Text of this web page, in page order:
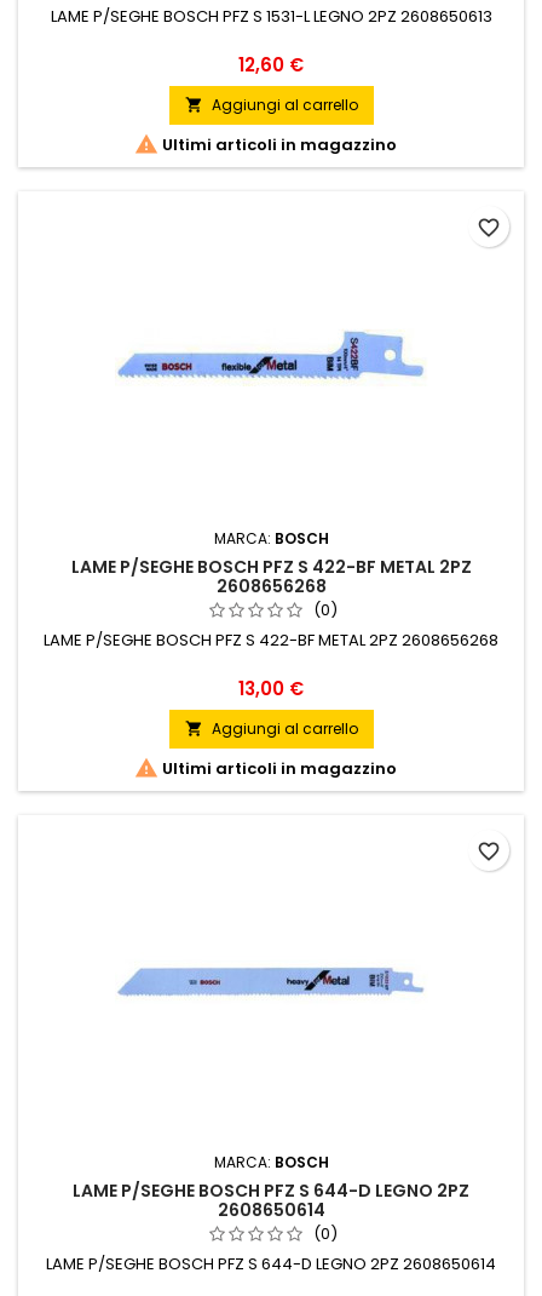
LAME P/SEGHE BOSCH PFZ S 1531-L LEGNO 2PZ 2608650613
Prezzo
12,60 €
 Aggiungi al carrello
 Ultimi articoli in magazzino
MARCA: BOSCH
LAME P/SEGHE BOSCH PFZ S 422-BF METAL 2PZ
2608656268
(0)
LAME P/SEGHE BOSCH PFZ S 422-BF METAL 2PZ 2608656268
Prezzo
13,00 €
 Aggiungi al carrello
 Ultimi articoli in magazzino
favorite_border
MARCA: BOSCH
LAME P/SEGHE BOSCH PFZ S 644-D LEGNO 2PZ
2608650614
(0)
LAME P/SEGHE BOSCH PFZ S 644-D LEGNO 2PZ 2608650614
favorite_border